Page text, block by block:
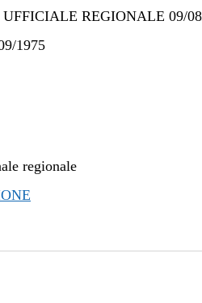
REGIONALE 09/
1975
regionale